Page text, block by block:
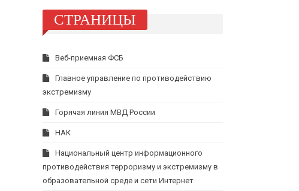
СТРАНИЦЫ
Веб-приемная ФСБ
Главное управление по противодействию
экстремизму
Горячая линия МВД России
НАК
Национальный центр информационного
противодействия терроризму и экстремизму в
образовательной среде и сети Интернет